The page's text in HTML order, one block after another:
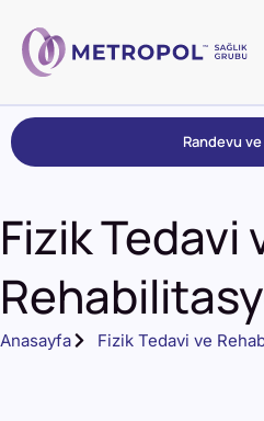
Randevu
Fizik Tedavi
Anasayfa Fizik Tedavi ve